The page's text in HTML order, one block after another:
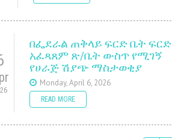
በፌደራል ጠቅላይ ፍርድ ቤት ፍርድ
አፈጻጸም ጽ/ቤት ውስጥ የሚገኝ
የሀራጅ ሽያጭ ማስታወቂያ
Monday, April 6, 2026
READ MORE